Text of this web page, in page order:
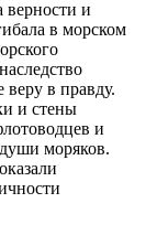
верности и
в морском
в правду.
и стены
и
моряков.